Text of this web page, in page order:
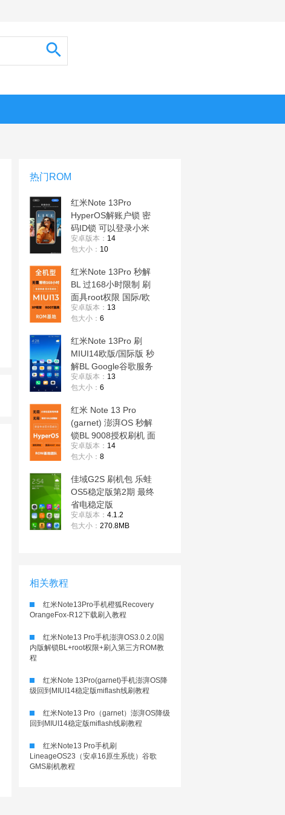
热门ROM
红米Note 13Pro
HyperOS解账户锁 密
码ID锁 可以登录小米
账号 完美使用
安卓版本： 14
包大小： 10
红米Note 13Pro 秒解
BL 过168小时限制 刷
面具root权限 国际/欧
版刷机 救砖降级
安卓版本： 13
包大小： 6
红米Note 13Pro 刷
MIUI14欧版/国际版 秒
解BL Google谷歌服务
全球语言 干净流畅
安卓版本： 13
包大小： 6
红米 Note 13 Pro
(garnet) 澎湃OS 秒解
锁BL 9008授权刷机 面
具root权限 刷国际/欧
版 降级出厂
安卓版本： 14
包大小： 8
佳域G2S 刷机包 乐蛙
OS5稳定版第2期 最终
省电稳定版
安卓版本： 4.1.2
包大小： 270.8MB
相关教程
红米Note13Pro手机橙狐Recovery
OrangeFox-R12下载刷入教程
红米Note13 Pro手机澎湃OS3.0.2.0国
内版解锁BL+root权限+刷入第三方ROM教
程
红米Note 13Pro(garnet)手机澎湃OS降
级回到MIUI14稳定版miflash线刷教程
红米Note13 Pro（garnet）澎湃OS降级
回到MIUI14稳定版miflash线刷教程
红米Note13 Pro手机刷
LineageOS23（安卓16原生系统）谷歌
GMS刷机教程